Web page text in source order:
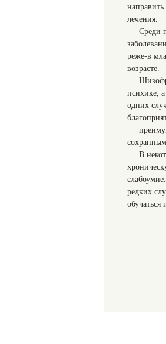
лечения.
Среди
реже-в
возрасте.
психике,
одних
В
редких